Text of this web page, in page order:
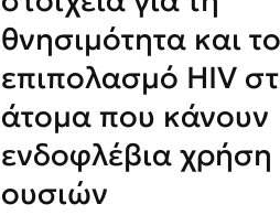
θνησιμότητα και
επιπολασμό HIV
άτομα που κάνουν
ενδοφλέβια χρήση
ουσιών